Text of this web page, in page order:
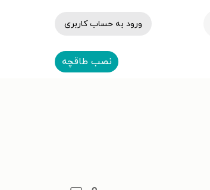
ورود به حساب کاربری
نصب طاقچه